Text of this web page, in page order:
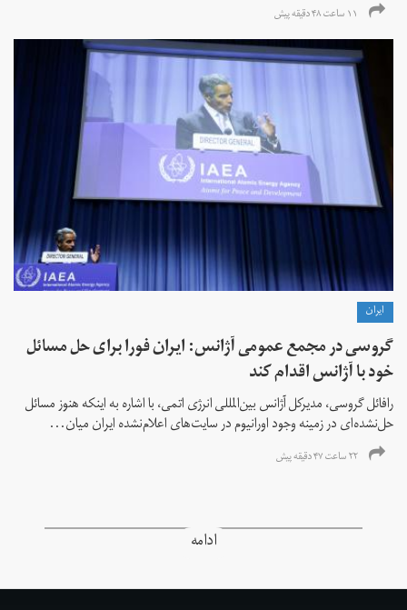
۱۱ ساعت ۴۸ دقیقه پیش
ايران
گروسی در مجمع عمومی آژانس: ایران فورا برای حل مسائل
خود با آژانس اقدام کند
رافائل گروسی، مدیرکل آژانس بین‌المللی انرژی اتمی، با اشاره به اینکه هنوز مسائل
حل‌نشده‌ای در زمینه وجود اورانیوم در سایت‌های اعلام‌نشده ایران میان...
۲۲ ساعت ۴۷ دقیقه پیش
ادامه